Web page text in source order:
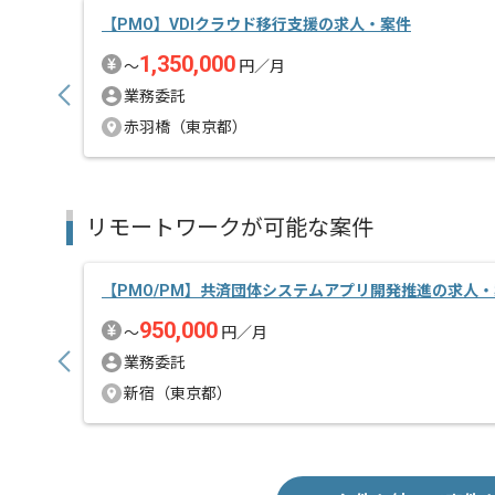
【PMO】VDIクラウド移行支援の求人・案件
〜1,350,000 円／月
業務委託
赤羽橋（東京都）
リモートワークが可能な案件
【PMO/PM】共済団体システムアプリ開発推進の求人
〜950,000 円／月
業務委託
新宿（東京都）